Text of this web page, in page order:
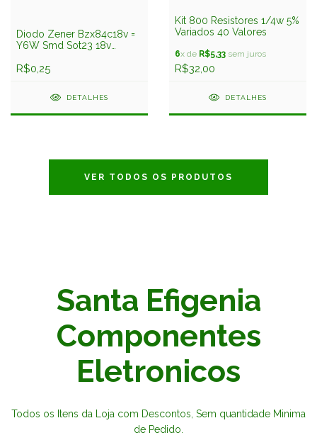
Diodo Zener Bzx84c18v =
Y6W Smd Sot23 18v
R$0,25
DETALHES
Kit 800 Resistores 1/4w 5%
Variados 40 Valores
6x de R$5,33 sem juros
R$32,00
DETALHES
VER TODOS OS PRODUTOS
Santa Efigenia
Componentes
Eletronicos
Todos os Itens da Loja com Descontos, Sem quantidade Minima
de Pedido.